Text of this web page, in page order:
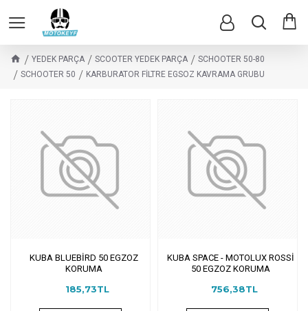
YEDEK PARÇA SCOOTER YEDEK PARÇA
SCHOOTER 50-80
SCHOOTER 50
KARBURATOR FİLTRE EGSOZ KAVRAMA GRUBU
KUBA BLUEBİRD 50 EGZOZ
KORUMA
185,73TL
KUBA SPACE - MOTOLUX ROSSİ
50 EGZOZ KORUMA
756,38TL